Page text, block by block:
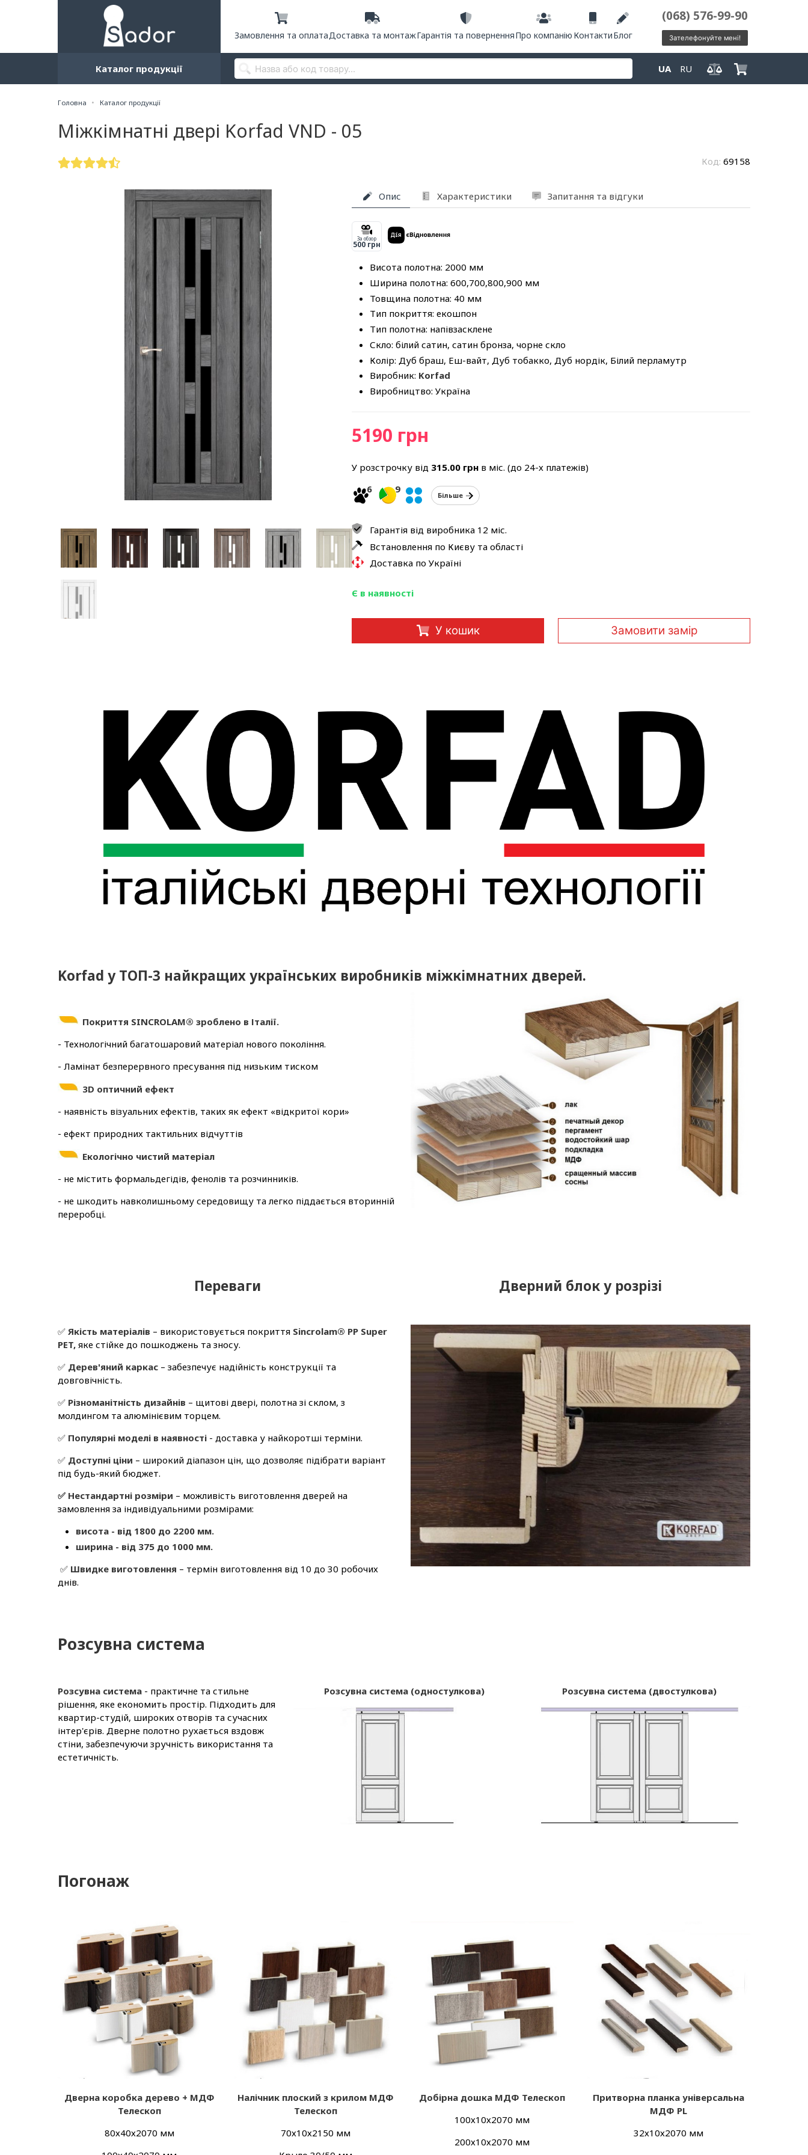
Замовлення та оплатаДоставка та монтажГарантія та поверненняПро компанію КонтактиБлог
(068) 576-99-90
Зателефонуйте мені!
Каталог продукції UA RU
Головна Каталог продукції
Міжкімнатні двері Korfad VND - 05
Код: 69158
Опис Характеристики Запитання та відгуки
За обзор
500 грн
Висота полотна: 2000 мм
Ширина полотна: 600,700,800,900 мм
Товщина полотна: 40 мм
Тип покриття: екошпон
Тип полотна: напівзасклене
Скло: білий сатин, сатин бронза, чорне скло
Колір: Дуб браш, Еш-вайт, Дуб тобакко, Дуб нордік, Білий перламутр
Виробник: Korfad
Виробництво: Україна
5190 грн
У розстрочку від 315.00 грн в міс. (до 24-х платежів)
6
9
Більше
Гарантія від виробника 12 міс.
Встановлення по Києву та області
Доставка по Україні
Є в наявності
У кошик Замовити замір
Korfad у ТОП-3 найкращих українських виробників міжкімнатних дверей.
Покриття SINCROLAM® зроблено в Італії.
- Технологічний багатошаровий матеріал нового покоління.
- Ламінат безперервного пресування під низьким тиском
3D оптичний ефект
- наявність візуальних ефектів, таких як ефект «відкритої кори»
- ефект природних тактильних відчуттів
Екологічно чистий матеріал
- не містить формальдегідів, фенолів та розчинників.
- не шкодить навколишньому середовищу та легко піддається вторинній
переробці.
Переваги
✅ Якість матеріалів – використовується покриття Sincrolam® PP Super
PET, яке стійке до пошкоджень та зносу.
✅ Дерев'яний каркас – забезпечує надійність конструкції та
довговічність.
✅ Різноманітність дизайнів – щитові двері, полотна зі склом, з
молдингом та алюмінієвим торцем.
✅ Популярні моделі в наявності - доставка у найкоротші терміни.
✅ Доступні ціни – широкий діапазон цін, що дозволяє підібрати варіант
під будь-який бюджет.
✅ Нестандартні розміри – можливість виготовлення дверей на
замовлення за індивідуальними розмірами:
висота - від 1800 до 2200 мм.
ширина - від 375 до 1000 мм.
✅ Швидке виготовлення – термін виготовлення від 10 до 30 робочих
днів.
Дверний блок у розрізі
Розсувна система
Розсувна система - практичне та стильне
рішення, яке економить простір. Підходить для
квартир-студій, широких отворів та сучасних
інтер'єрів. Дверне полотно рухається вздовж
стіни, забезпечуючи зручність використання та
естетичність.
Розсувна система (одностулкова) Розсувна система (двостулкова)
Погонаж
Дверна коробка дерево + МДФ
Телескоп
80х40х2070 мм
Налічник плоский з крилом МДФ
Телескоп
70х10х2150 мм
Добірна дошка МДФ Телескоп
100х10х2070 мм
200х10х2070 мм
Притворна планка універсальна
МДФ PL
32х10х2070 мм